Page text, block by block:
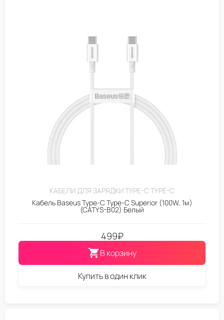
КАБЕЛИ ДЛЯ ЗАРЯДКИ TYPE-C TYPE-C
Кабель Baseus Type-C Type-C Superior (100W, 1м)
(CATYS-B02) Белый
499₽
В корзину
Купить в один клик